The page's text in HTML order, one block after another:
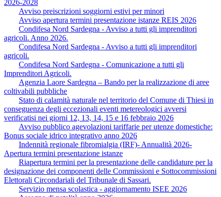
2026-2028
Avviso preiscrizioni soggiorni estivi per minori
Avviso apertura termini presentazione istanze REIS 2026
Condifesa Nord Sardegna - Avviso a tutti gli imprenditori
agricoli. Anno 2026.
Condifesa Nord Sardegna - Avviso a tutti gli imprenditori
agricoli.
Condifesa Nord Sardegna - Comunicazione a tutti gli
Imprenditori Agricoli.
Agenzia Laore Sardegna – Bando per la realizzazione di aree
coltivabili pubbliche
Stato di calamità naturale nel territorio del Comune di Thiesi in
conseguenza degli eccezionali eventi metereologici avversi
verificatisi nei giorni 12, 13, 14, 15 e 16 febbraio 2026
Avviso pubblico agevolazioni tariffarie per utenze domestiche:
Bonus sociale idrico integrativo anno 2026
Indennità regionale fibromialgia (IRF)- Annualità 2026-
Apertura termini presentazione istanze
Riapertura termini per la presentazione delle candidature per la
designazione dei componenti delle Commissioni e Sottocommissioni
Elettorali Circondariali del Tribunale di Sassari.
Servizio mensa scolastica - aggiornamento ISEE 2026